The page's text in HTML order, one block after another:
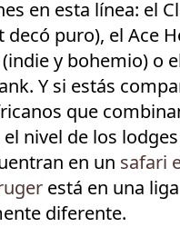
en esta línea: el
decó puro), el Ace
y bohemio) o
Y si estás
que
nivel de los
en un safari
está en una liga
diferente.